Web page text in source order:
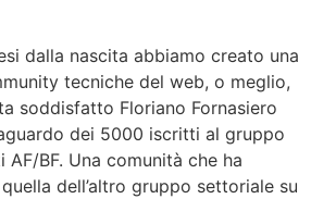
dalla nascita abbiamo creato una
tecniche del web, o meglio,
soddisfatto Floriano Fornasiero
dei 5000 iscritti al gruppo
AF/BF. Una comunità che ha
dell’altro gruppo settoriale su